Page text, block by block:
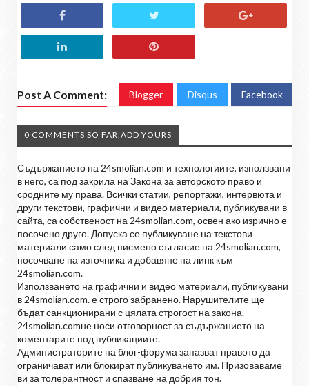
Post A Comment: Blogger Disqus Facebook
0 COMMENTS SO FAR,ADD YOURS
Съдържанието на 24smolian.com и технологиите, използвани
в него, са под закрила на Закона за авторското право и
сродните му права. Всички статии, репортажи, интервюта и
други текстови, графични и видео материали, публикувани в
сайта, са собственост на 24smolian.com, освен ако изрично е
посочено друго. Допуска се публикуване на текстови
материали само след писмено съгласие на 24smolian.com,
посочване на източника и добавяне на линк към
24smolian.com.
Използването на графични и видео материали, публикувани
в 24smolian.com. е строго забранено. Нарушителите ще
бъдат санкционирани с цялата строгост на закона.
24smolian.comне носи отговорност за съдържанието на
коментарите под публикациите.
Администраторите на блог-форума запазват правото да
ограничават или блокират публикуването им. Призоваваме
ви за толерантност и спазване на добрия тон.